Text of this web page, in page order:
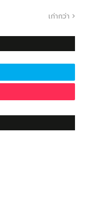
เก่ากว่า